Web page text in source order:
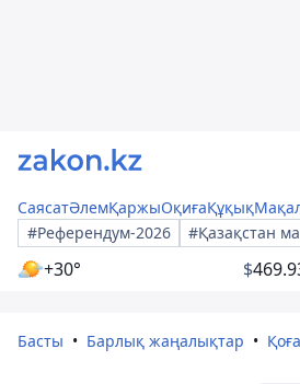
СаясатӘлемҚаржыОқиғаҚұқық
#Референдум-2026
#Қазақстан
+30° $
Басты Барлық жаңалықтар